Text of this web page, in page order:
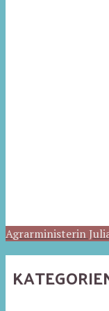
Agrarministerin